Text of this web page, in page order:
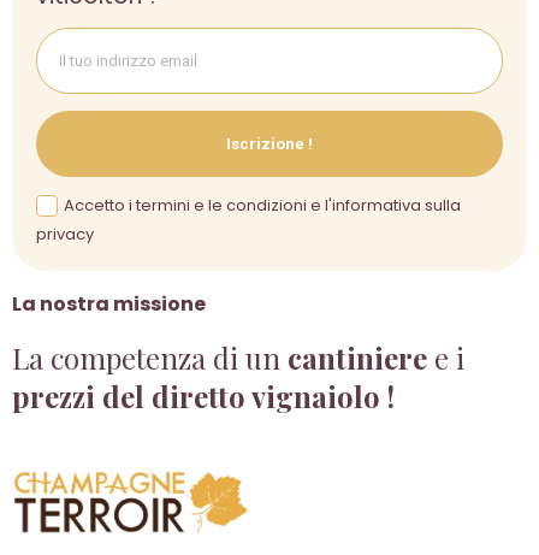
La nostra missione
La competenza di un cantiniere e i
prezzi del diretto vignaiolo !
Iscrizione !
Accetto i termini e le condizioni e l'informativa sulla
privacy